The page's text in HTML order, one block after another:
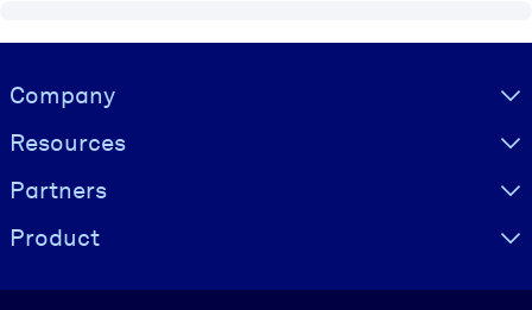
Visually hidden Text
Company
Resources
Partners
Product